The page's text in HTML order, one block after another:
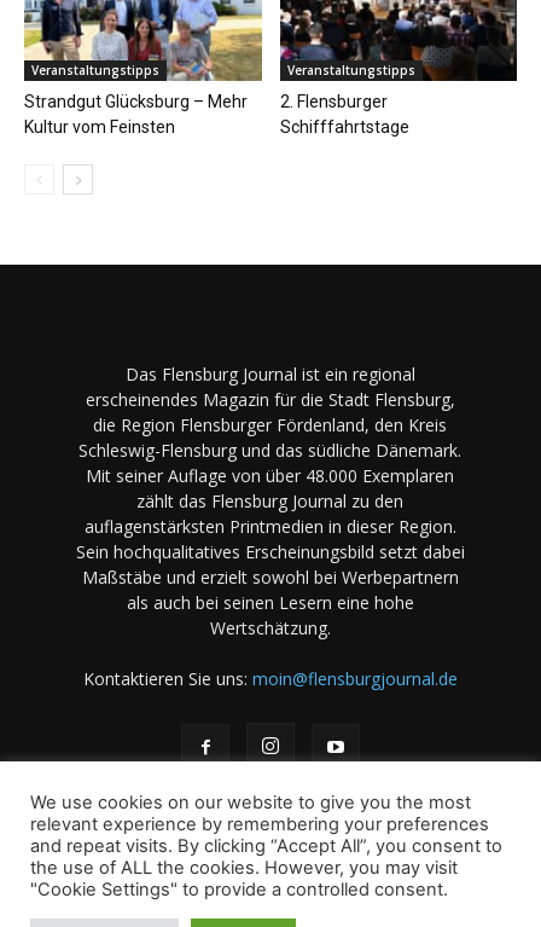
Veranstaltungstipps
Strandgut Glücksburg – Mehr
Kultur vom Feinsten
Veranstaltungstipps
2. Flensburger
Schifffahrtstage
Das Flensburg Journal ist ein regional
erscheinendes Magazin für die Stadt Flensburg,
die Region Flensburger Fördenland, den Kreis
Schleswig-Flensburg und das südliche Dänemark.
Mit seiner Auflage von über 48.000 Exemplaren
zählt das Flensburg Journal zu den
auflagenstärksten Printmedien in dieser Region.
Sein hochqualitatives Erscheinungsbild setzt dabei
Maßstäbe und erzielt sowohl bei Werbepartnern
als auch bei seinen Lesern eine hohe
Wertschätzung.
Kontaktieren Sie uns: moin@flensburgjournal.de
Über uns Stellenangebote Impressum
Datenschutz
Magazin-Archiv
Das Magazin Mediadaten
We use cookies on our website to give you the most
relevant experience by remembering your preferences
and repeat visits. By clicking “Accept All”, you consent to
the use of ALL the cookies. However, you may visit
"Cookie Settings" to provide a controlled consent.